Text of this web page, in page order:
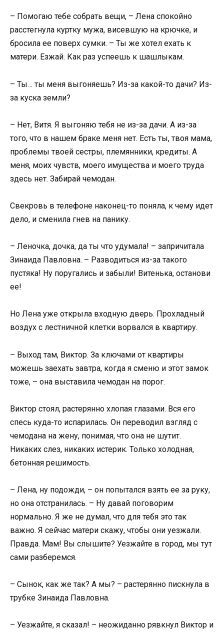
– Помогаю тебе собрать вещи, – Лена спокойно
расстегнула куртку мужа, висевшую на крючке, и
бросила ее поверх сумки. – Ты же хотел ехать к
матери. Езжай. Как раз успеешь к шашлыкам.
– Ты… ты меня выгоняешь? Из-за какой-то дачи? Из-
за куска земли?
– Нет, Витя. Я выгоняю тебя не из-за дачи. А из-за
того, что в нашем браке меня нет. Есть ты, твоя мама,
проблемы твоей сестры, племянники, кредиты. А
меня, моих чувств, моего имущества и моего труда
здесь нет. Забирай чемодан.
Свекровь в телефоне наконец-то поняла, к чему идет
дело, и сменила гнев на панику.
– Леночка, дочка, да ты что удумала! – запричитала
Зинаида Павловна. – Разводиться из-за такого
пустяка! Ну поругались и забыли! Витенька, останови
ее!
Но Лена уже открыла входную дверь. Прохладный
воздух с лестничной клетки ворвался в квартиру.
– Выход там, Виктор. За ключами от квартиры
можешь заехать завтра, когда я сменю и этот замок
тоже, – она выставила чемодан на порог.
Виктор стоял, растерянно хлопая глазами. Вся его
спесь куда-то испарилась. Он переводил взгляд с
чемодана на жену, понимая, что она не шутит.
Никаких слез, никаких истерик. Только холодная,
бетонная решимость.
– Лена, ну подожди, – он попытался взять ее за руку,
но она отстранилась. – Ну давай поговорим
нормально. Я же не думал, что для тебя это так
важно. Я сейчас матери скажу, чтобы они уезжали.
Правда. Мам! Вы слышите? Уезжайте в город, мы тут
сами разберемся.
– Сынок, как же так? А мы? – растерянно пискнула в
трубке Зинаида Павловна.
– Уезжайте, я сказал! – неожиданно рявкнул Виктор и